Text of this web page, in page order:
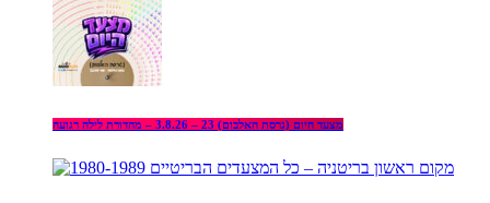
מצעד היום (גרסת האלבום) 23 – 3.8.26 – מהדורת לילה רגועה